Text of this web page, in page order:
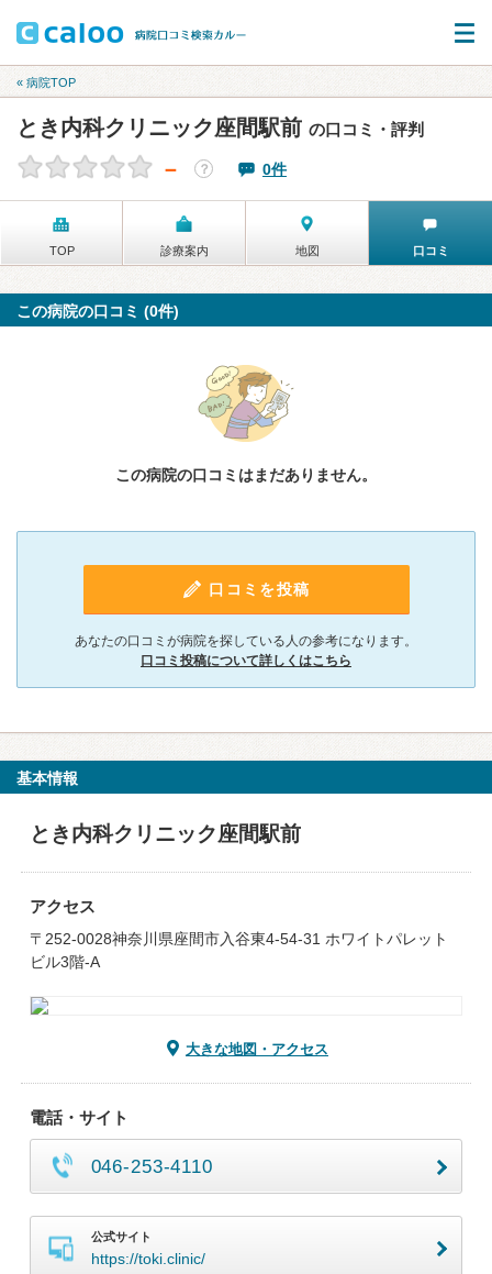
« 病院TOP
とき内科クリニック座間駅前 の口コミ・評判
－ ？ 0件
TOP 診療案内 地図 口コミ
この病院の口コミ (0件)
この病院の口コミはまだありません。
口コミを投稿
あなたの口コミが病院を探している人の参考になります。
口コミ投稿について詳しくはこちら
基本情報
とき内科クリニック座間駅前
アクセス
〒252-0028神奈川県座間市入谷東4-54-31 ホワイトパレット
ビル3階‐A
大きな地図・アクセス
電話・サイト
046-253-4110
公式サイト
https://toki.clinic/